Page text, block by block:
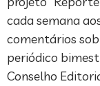
cada semana
comentários
periódico
Conselho